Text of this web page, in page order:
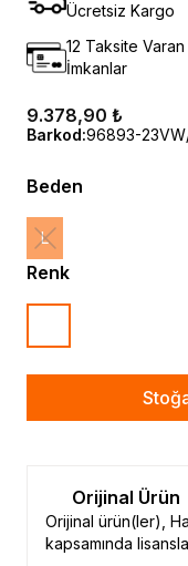
Ücretsiz Kargo
12 Taksite Varan
İmkanlar
9.378,90 ₺
Barkod:96893-
Beden
L
Renk
Orijinal Ürün
Orijinal ürün(ler),
kapsamında